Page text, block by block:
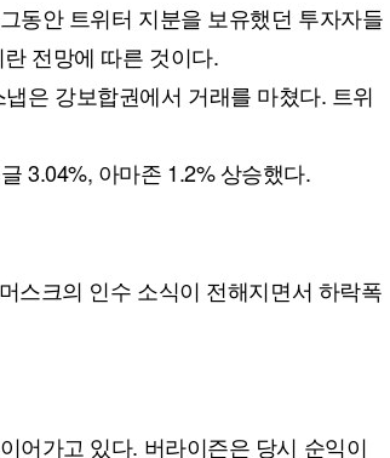
동안 트위터 지분을 보유했던 투자자들
전망에 따른 것이다.
은 강보합권에서 거래를 마쳤다. 트위
3.04%, 아마존 1.2% 상승했다.
스크의 인수 소식이 전해지면서 하락폭
어가고 있다. 버라이즌은 당시 순익이